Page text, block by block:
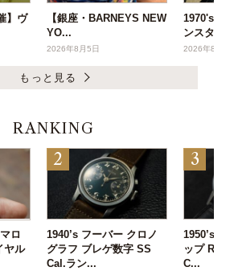
】ヴ
【銀座・BARNEYS NEW
YO...
2026年8月5日
1970's ヴ
ンスタ...
2026年8月3
もっと見る
RANKING
ロ
ヤル
1940’s フーバー クロノ
グラフ ブレゲ数字 SS
Cal.ラン...
1950’s パ
ップ
C...